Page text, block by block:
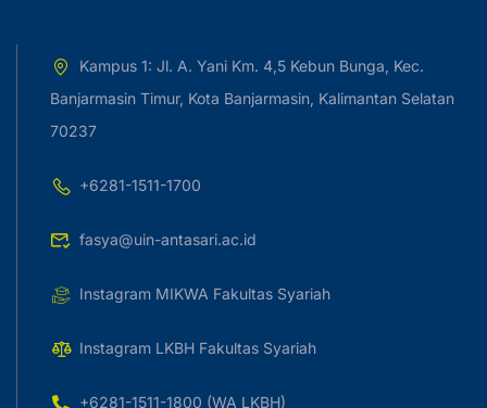
Kampus 1: Jl. A. Yani Km. 4,5 Kebun Bunga, Kec.
Banjarmasin Timur, Kota Banjarmasin, Kalimantan Selatan
70237
+6281-1511-1700
fasya@uin-antasari.ac.id
Instagram MIKWA Fakultas Syariah
Instagram LKBH Fakultas Syariah
+6281-1511-1800 (WA LKBH)